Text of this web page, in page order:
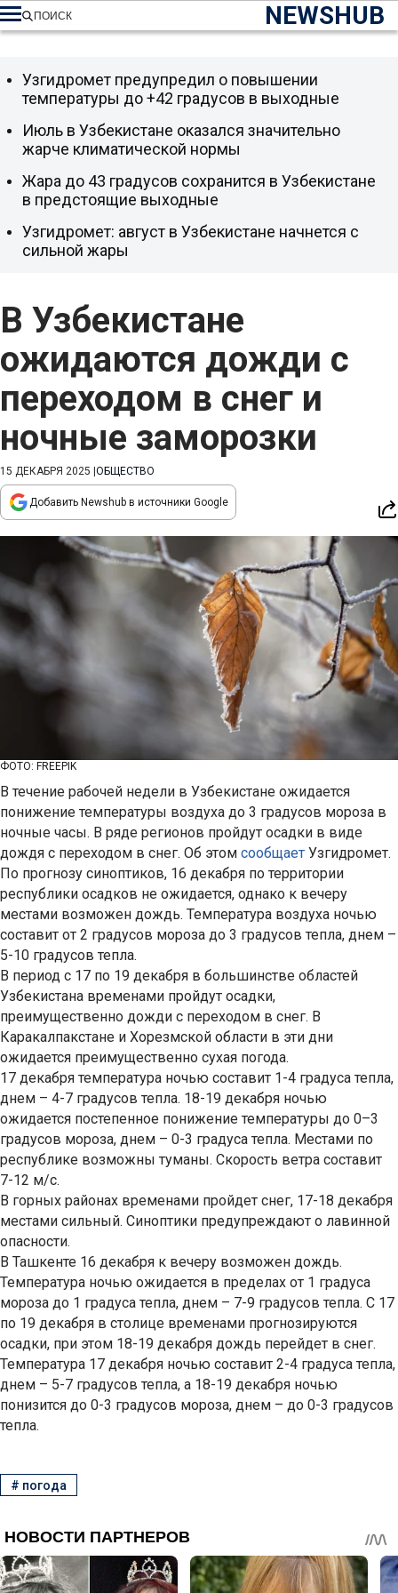
NEWSHUB
ПОИСК
В Узбекистане
ожидаются дожди с
переходом в снег и
ночные заморозки
15 ДЕКАБРЯ 2025 ОБЩЕСТВО
Добавить Newshub в источники Google
ФОТО: FREEPIK
В течение рабочей недели в Узбекистане ожидается
понижение температуры воздуха до 3 градусов мороза в
ночные часы. В ряде регионов пройдут осадки в виде
дождя с переходом в снег. Об этом сообщает Узгидромет.
По прогнозу синоптиков, 16 декабря по территории
республики осадков не ожидается, однако к вечеру
местами возможен дождь. Температура воздуха ночью
составит от 2 градусов мороза до 3 градусов тепла, днем –
5-10 градусов тепла.
В период с 17 по 19 декабря в большинстве областей
Узбекистана временами пройдут осадки,
преимущественно дожди с переходом в снег. В
Каракалпакстане и Хорезмской области в эти дни
ожидается преимущественно сухая погода.
17 декабря температура ночью составит 1-4 градуса тепла,
днем – 4-7 градусов тепла. 18-19 декабря ночью
ожидается постепенное понижение температуры до 0–3
градусов мороза, днем – 0-3 градуса тепла. Местами по
республике возможны туманы. Скорость ветра составит
7-12 м/с.
В горных районах временами пройдет снег, 17-18 декабря
местами сильный. Синоптики предупреждают о лавинной
опасности.
В Ташкенте 16 декабря к вечеру возможен дождь.
Температура ночью ожидается в пределах от 1 градуса
мороза до 1 градуса тепла, днем – 7-9 градусов тепла. С 17
по 19 декабря в столице временами прогнозируются
осадки, при этом 18-19 декабря дождь перейдет в снег.
Температура 17 декабря ночью составит 2-4 градуса тепла,
днем – 5-7 градусов тепла, а 18-19 декабря ночью
понизится до 0-3 градусов мороза, днем – до 0-3 градусов
тепла.
Узгидромет предупредил о повышении
температуры до +42 градусов в выходные
Июль в Узбекистане оказался значительно
жарче климатической нормы
Жара до 43 градусов сохранится в Узбекистане
в предстоящие выходные
Узгидромет: август в Узбекистане начнется с
сильной жары
# погода